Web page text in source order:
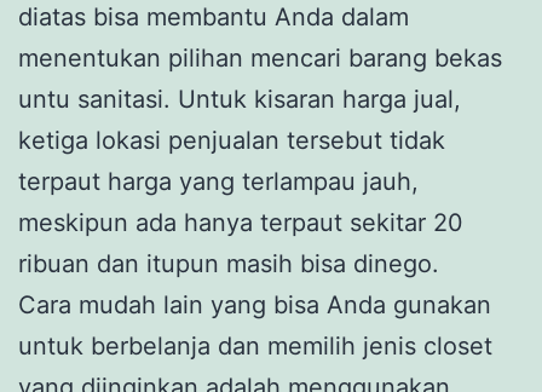
diatas bisa membantu Anda dalam
menentukan pilihan mencari barang bekas
untu sanitasi. Untuk kisaran harga jual,
ketiga lokasi penjualan tersebut tidak
terpaut harga yang terlampau jauh,
meskipun ada hanya terpaut sekitar 20
ribuan dan itupun masih bisa dinego.
Cara mudah lain yang bisa Anda gunakan
untuk berbelanja dan memilih jenis closet